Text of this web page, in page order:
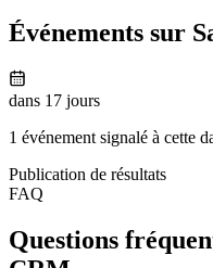
Événements sur
dans 17 jours
1 événement signalé à cette
Publication de résultats
FAQ
Questions